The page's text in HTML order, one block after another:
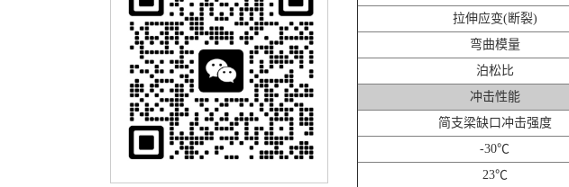
拉伸应变(断裂)
弯曲模量
泊松比
冲击性能
简支梁缺口冲击强度
-30℃
23℃